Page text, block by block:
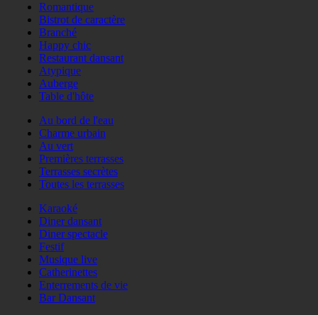
Romantique
Bistrot de caractère
Branché
Happy chic
Restaurant dansant
Atypique
Auberge
Table d'hôte
Au bord de l'eau
Charme urbain
Au vert
Premières terrasses
Terrasses secrètes
Toutes les terrasses
Karaoké
Diner dansant
Diner spectacle
Festif
Musique live
Catherinettes
Enterrements de vie
Bar Dansant